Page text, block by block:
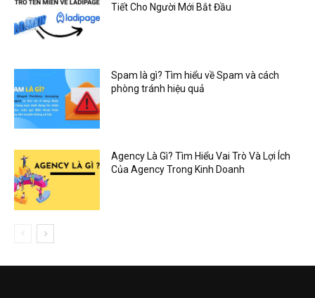
Tiết Cho Người Mới Bắt Đầu
Spam là gì? Tìm hiểu về Spam và cách
phòng tránh hiệu quả
Agency Là Gì? Tìm Hiểu Vai Trò Và Lợi Ích
Của Agency Trong Kinh Doanh